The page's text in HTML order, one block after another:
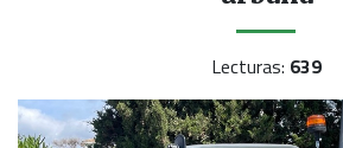
Lecturas: 639